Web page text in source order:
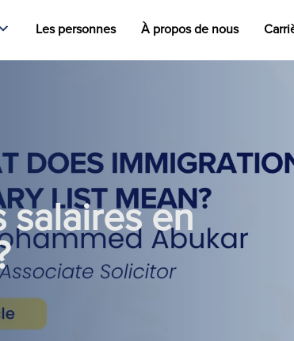
Les personnes À propos de nous
en